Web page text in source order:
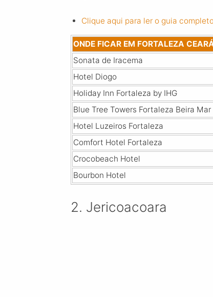
Clique aqui para ler o guia
ONDE FICAR EM FORTALEZA
Sonata de Iracema
Hotel Diogo
Holiday Inn Fortaleza by IHG
Blue Tree Towers Fortaleza Beira Mar
Hotel Luzeiros Fortaleza
Comfort Hotel Fortaleza
Crocobeach Hotel
Bourbon Hotel
2. Jericoacoara